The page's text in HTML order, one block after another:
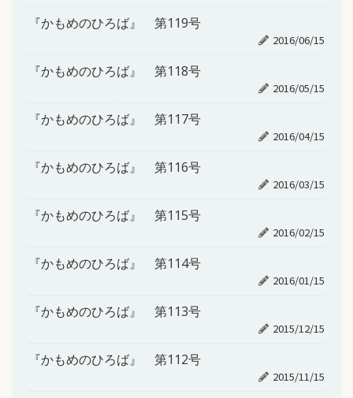
『かもめのひろば』 第119号
2016/06/15
『かもめのひろば』 第118号
2016/05/15
『かもめのひろば』 第117号
2016/04/15
『かもめのひろば』 第116号
2016/03/15
『かもめのひろば』 第115号
2016/02/15
『かもめのひろば』 第114号
2016/01/15
『かもめのひろば』 第113号
2015/12/15
『かもめのひろば』 第112号
2015/11/15